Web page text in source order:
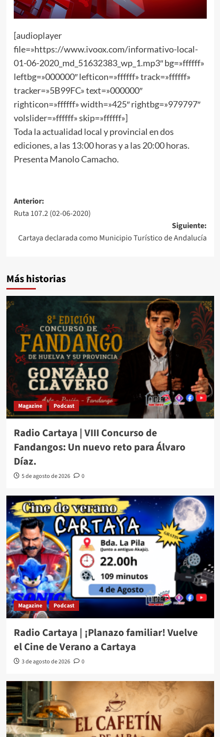
[audioplayer
file=»https://www.ivoox.com/informativo-local-
01-06-2020_md_51632383_wp_1.mp3″ bg=»ffffff»
leftbg=»000000″ lefticon=»ffffff» track=»ffffff»
tracker=»5B99FC» text=»000000″
righticon=»ffffff» width=»425″ rightbg=»979797″
volslider=»ffffff» skip=»ffffff»]
Toda la actualidad local y provincial en dos
ediciones, a las 13:00 horas y a las 20:00 horas.
Presenta Manolo Camacho.
Anterior:
Ruta 107.2 (02-06-2020)
Siguiente:
Cartaya declarada como Municipio Turístico de Andalucía
Más historias
Magazine Podcast
Radio Cartaya | VIII Concurso de
Fandangos: Un nuevo reto para Álvaro
Díaz.
5 de agosto de 2026 0
Magazine Podcast
Radio Cartaya | ¡Planazo familiar! Vuelve
el Cine de Verano a Cartaya
3 de agosto de 2026 0